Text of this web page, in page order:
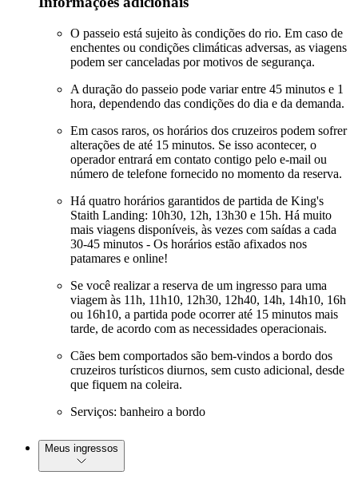
O passeio está sujeito às condições do rio. Em caso de
enchentes ou condições climáticas adversas, as viagens
podem ser canceladas por motivos de segurança.
A duração do passeio pode variar entre 45 minutos e 1
hora, dependendo das condições do dia e da demanda.
Em casos raros, os horários dos cruzeiros podem sofrer
alterações de até 15 minutos. Se isso acontecer, o
operador entrará em contato contigo pelo e-mail ou
número de telefone fornecido no momento da reserva.
Há quatro horários garantidos de partida de King's
Staith Landing: 10h30, 12h, 13h30 e 15h. Há muito
mais viagens disponíveis, às vezes com saídas a cada
30-45 minutos - Os horários estão afixados nos
patamares e online!
Se você realizar a reserva de um ingresso para uma
viagem às 11h, 11h10, 12h30, 12h40, 14h, 14h10, 16h
ou 16h10, a partida pode ocorrer até 15 minutos mais
tarde, de acordo com as necessidades operacionais.
Cães bem comportados são bem-vindos a bordo dos
cruzeiros turísticos diurnos, sem custo adicional, desde
que fiquem na coleira.
Serviços: banheiro a bordo
Meus ingressos